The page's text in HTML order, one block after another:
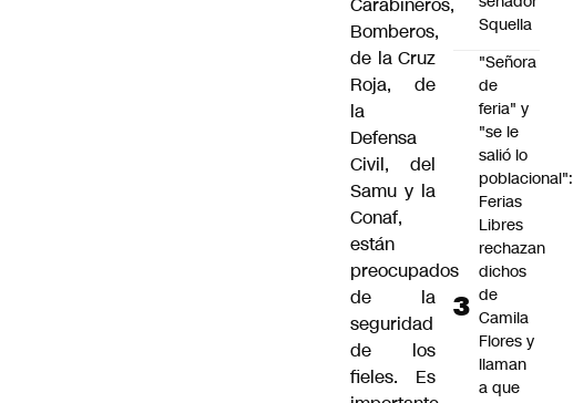
Bomberos,
de la Cruz
Roja, de
la
Defensa
Civil, del
Samu y la
Conaf,
están
preocupados
de la
seguridad
de los
fieles. Es
Squella
"Señora
de
feria" y
"se le
salió lo
poblacional":
Ferias
Libres
rechazan
dichos
de
Camila
Flores y
llaman
a que